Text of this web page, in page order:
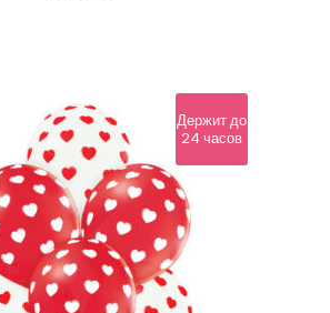
Держит до
24 часов